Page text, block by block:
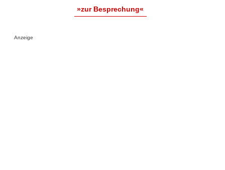
»zur Besprechung«
Anzeige